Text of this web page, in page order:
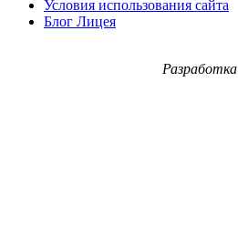
Условия использования сайта
Блог Лицея
Разработка